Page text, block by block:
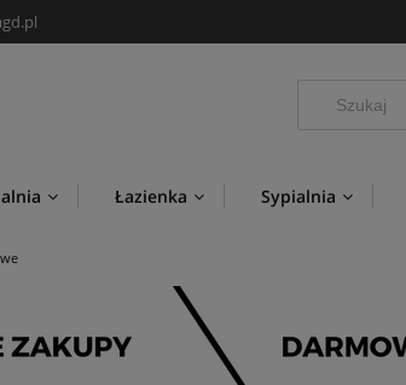
Łazienka Sypialnia